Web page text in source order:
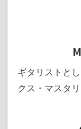
ギタリストと
クス・マスタ